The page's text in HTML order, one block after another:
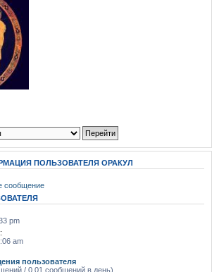
ПОЛЬЗОВАТЕЛЯ ОРАКУЛ
сообщение
pm
am
пользователя
/ 0.01 сообщений в день)